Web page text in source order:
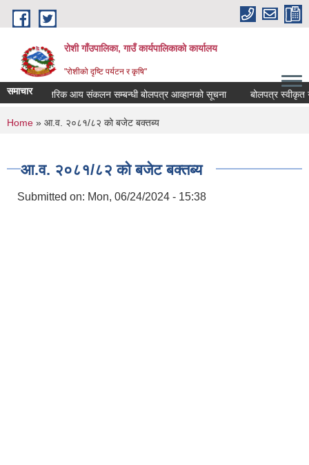
Skip to main content
रोशी गाँउपालिका, गाउँ कार्यपालिकाको कार्यालय
"रोशीको दृष्टि पर्यटन र कृषि"
समाचारआन्तरिक आय संकलन सम्बन्धी बोलपत्र आव्हानको सूचना बोलपत्र स्वीकृत
You are here
Home » आ.व. २०८१/८२ को बजेट बक्तब्य
आ.व. २०८१/८२ को बजेट बक्तब्य
Submitted on: Mon, 06/24/2024 - 15:38